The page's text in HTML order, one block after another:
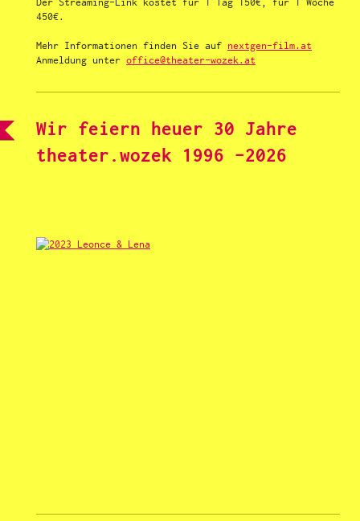
450€.
Mehr Informationen finden Sie auf nextgen-film.at
Anmeldung unter office@theater-wozek.at
Wir feiern heuer 30 Jahre
theater.wozek 1996 -2026